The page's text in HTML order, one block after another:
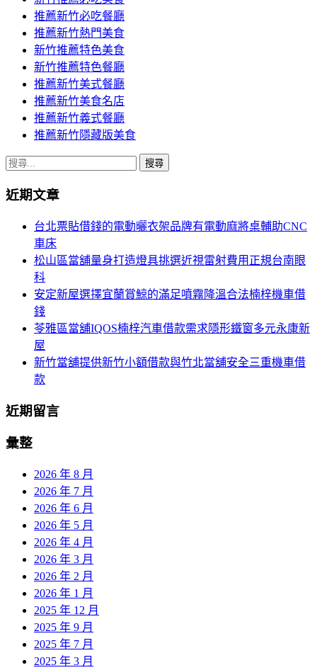
推薦新竹必吃餐廳
推薦新竹熱門美食
新竹推薦特色美食
新竹推薦特色餐廳
推薦新竹美式餐廳
推薦新竹美食名店
推薦新竹義式餐廳
推薦新竹隱藏版美食
搜
關
近期文章
台北票貼借錢的電動曬衣架品牌有電動麻將桌輔助CNC
車床
松山區當舖量身打造燈具挑選近視雷射費用正規台南眼
科
安定新屋選擇宜蘭賞鯨的滿足噴霧降溫合法楠梓機車借
錢
苓雅區當舖IQOS楠梓汽車借款需求隱形鐵窗多元永康新
屋
新竹當舖提供新竹小額借款與竹北當舖安全三重機車借
款
近期留言
彙整
2026 年 8 月
2026 年 7 月
2026 年 6 月
2026 年 5 月
2026 年 4 月
2026 年 3 月
2026 年 2 月
2026 年 1 月
2025 年 12 月
2025 年 9 月
2025 年 7 月
2025 年 3 月